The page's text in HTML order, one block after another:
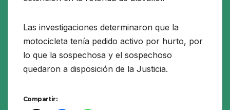
Las investigaciones determinaron que la
motocicleta tenía pedido activo por hurto, por
lo que la sospechosa y el sospechoso
quedaron a disposición de la Justicia.
Compartir: